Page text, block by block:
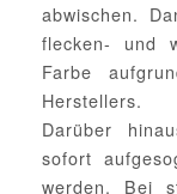
abwischen.
flecken- und
Farbe
Herstellers.
Darüber
sofort
werden. Bei